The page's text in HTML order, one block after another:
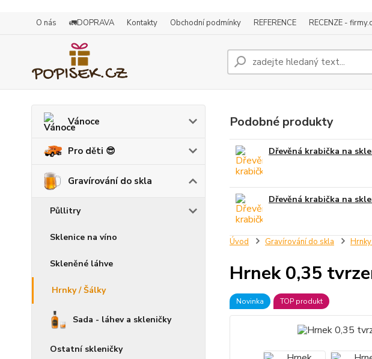
O nás 🚛DOPRAVA Kontakty Obchodní podmínky REFERENCE RECENZE -
Vánoce
Pro děti 😎
Gravírování do skla
Půllitry
Sklenice na víno
Skleněné láhve
Hrnky / Šálky
Sada - láhev a skleničky
Ostatní skleničky
Úvod Gravírování do skla
Hrnek 0,35
Novinka TOP produkt
Podobné produkty
Dřevěná krabička na
Dřevěná krabička na